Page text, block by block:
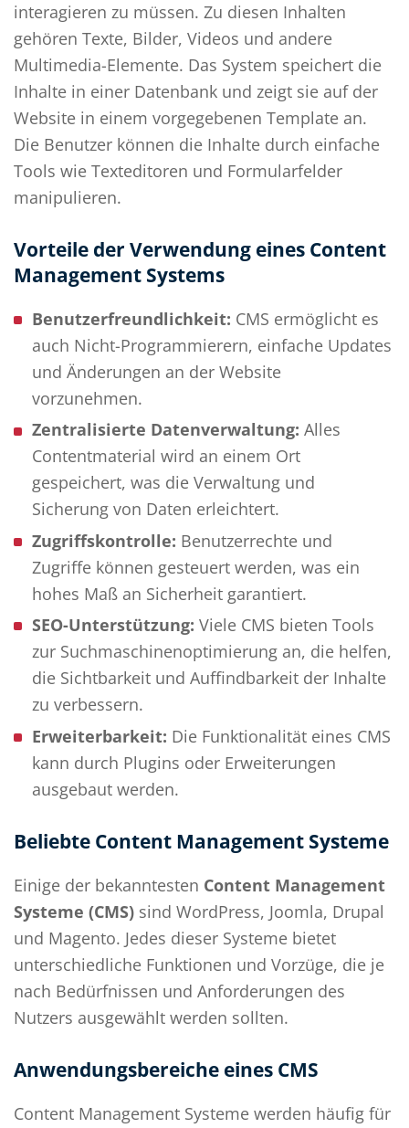
interagieren zu müssen. Zu diesen Inhalten
gehören Texte, Bilder, Videos und andere
Multimedia-Elemente. Das System speichert die
Inhalte in einer Datenbank und zeigt sie auf der
Website in einem vorgegebenen Template an.
Die Benutzer können die Inhalte durch einfache
Tools wie Texteditoren und Formularfelder
manipulieren.
Vorteile der Verwendung eines Content
Management Systems
Benutzerfreundlichkeit: CMS ermöglicht es
auch Nicht-Programmierern, einfache Updates
und Änderungen an der Website
vorzunehmen.
Zentralisierte Datenverwaltung: Alles
Contentmaterial wird an einem Ort
gespeichert, was die Verwaltung und
Sicherung von Daten erleichtert.
Zugriffskontrolle: Benutzerrechte und
Zugriffe können gesteuert werden, was ein
hohes Maß an Sicherheit garantiert.
SEO-Unterstützung: Viele CMS bieten Tools
zur Suchmaschinenoptimierung an, die helfen,
die Sichtbarkeit und Auffindbarkeit der Inhalte
zu verbessern.
Erweiterbarkeit: Die Funktionalität eines CMS
kann durch Plugins oder Erweiterungen
ausgebaut werden.
Beliebte Content Management Systeme
Einige der bekanntesten Content Management
Systeme (CMS) sind WordPress, Joomla, Drupal
und Magento. Jedes dieser Systeme bietet
unterschiedliche Funktionen und Vorzüge, die je
nach Bedürfnissen und Anforderungen des
Nutzers ausgewählt werden sollten.
Anwendungsbereiche eines CMS
Content Management Systeme werden häufig für